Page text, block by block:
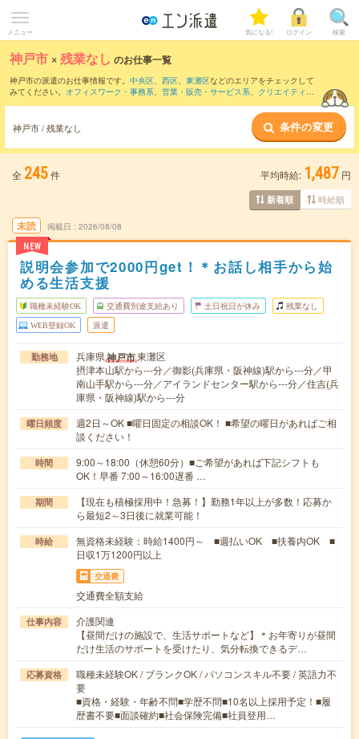
メニュー 気になる! ログイン 検索
神戸市 ×残業なし のお仕事一覧
神戸市の派遣のお仕事情報です。 中央区、 西区、 東灘区などのエリアをチェックして
みてください。 オフィスワーク・事務系、 営業・販売・サービス系、 クリエイティブ
などのこだわり条件も取り揃えています。
神戸市 / 残業なし 条件の変更
全 245件 平均時給: 1,487 円
新着順 時給順
未読
NEW
掲載日 2026/08/08
説明会参加で2000円get！＊お話し相手から始
める生活支援
職種未経験OK 交通費別途支給あり 土日祝日が休み 残業なし
WEB登録OK 派遣
勤務地 兵庫県神戸市東灘区
摂津本山駅から---分／御影(兵庫県・阪神線)駅から---分／甲
南山手駅から---分／アイランドセンター駅から---分／住吉(兵
庫県・阪神線)駅から---分
曜日頻度
週2日～OK ■曜日固定の相談OK！ ■希望の曜日があればご相
談ください！
時間
9:00～18:00（休憩60分）■ご希望があれば下記シフトも
OK！早番 7:00～16:00遅番 …
期間
【現在も積極採用中！急募！】勤務1年以上が多数！応募か
ら最短2～3日後に就業可能！
時給
無資格未経験：時給1400円～ ■週払いOK ■扶養内OK ■
日収1万1200円以上
交通費
交通費全額支給
仕事内容
介護関連
【昼間だけの施設で、生活サポートなど】＊お年寄りが昼間
だけ生活のサポートを受けたり、気分転換できるデ…
応募資格
職種未経験OK / ブランクOK / パソコンスキル不要 / 英語力不
要
■資格・経験・年齢不問■学歴不問■10名以上採用予定！■履
歴書不要■面談確約■社会保険完備■社員登用…